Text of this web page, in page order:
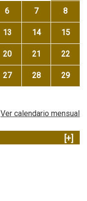
6 7 8
13 14 15
20 21 22
27 28 29
Ver calendario mensual
[+]